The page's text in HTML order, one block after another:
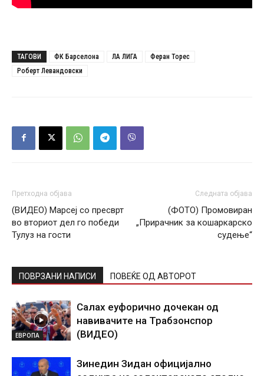
ТАГОВИ ФК Барселона ЛА ЛИГА
Феран Торес
Роберт Левандовски
Претходна објава
(ВИДЕО) Марсеј со пресврт
во вториот дел го победи
Тулуз на гости
Следната објава
(ФОТО) Промовиран
„Прирачник за кошаркарско
судење“
ПОВРЗАНИ НАПИСИ ПОВЕЌЕ ОД АВТОРОТ
ЕВРОПА
Салах еуфорично дочекан од
навивачите на Трабзонспор
(ВИДЕО)
Зинедин Зидан официјално